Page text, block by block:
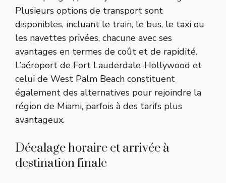
Plusieurs options de transport sont
disponibles, incluant le train, le bus, le taxi ou
les navettes privées, chacune avec ses
avantages en termes de coût et de rapidité.
L’aéroport de Fort Lauderdale-Hollywood et
celui de West Palm Beach constituent
également des alternatives pour rejoindre la
région de Miami, parfois à des tarifs plus
avantageux.
Décalage horaire et arrivée à
destination finale